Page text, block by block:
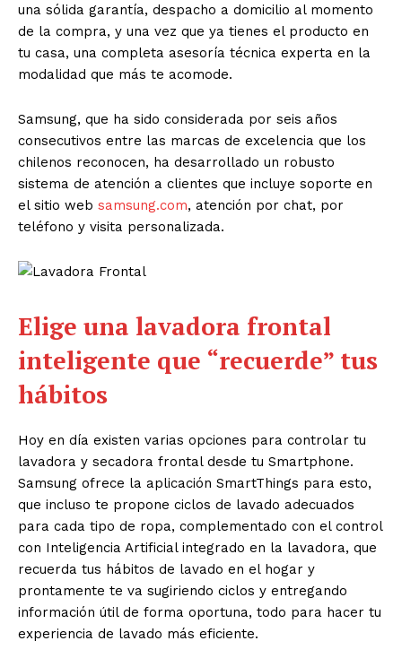
una sólida garantía, despacho a domicilio al momento
de la compra, y una vez que ya tienes el producto en
tu casa, una completa asesoría técnica experta en la
modalidad que más te acomode.
Samsung, que ha sido considerada por seis años
consecutivos entre las marcas de excelencia que los
chilenos reconocen, ha desarrollado un robusto
sistema de atención a clientes que incluye soporte en
el sitio web samsung.com, atención por chat, por
teléfono y visita personalizada.
Elige una lavadora frontal
inteligente que “recuerde” tus
hábitos
Hoy en día existen varias opciones para controlar tu
lavadora y secadora frontal desde tu Smartphone.
Samsung ofrece la aplicación SmartThings para esto,
que incluso te propone ciclos de lavado adecuados
para cada tipo de ropa, complementado con el control
con Inteligencia Artificial integrado en la lavadora, que
recuerda tus hábitos de lavado en el hogar y
prontamente te va sugiriendo ciclos y entregando
información útil de forma oportuna, todo para hacer tu
experiencia de lavado más eficiente.